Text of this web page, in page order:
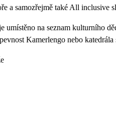
a samozřejmě také All inclusive
umístěno na seznam kulturního
Kamerlengo nebo katedrála